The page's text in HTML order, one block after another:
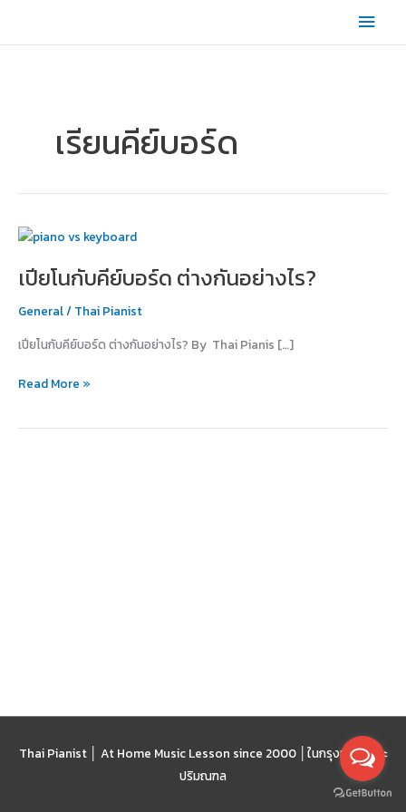
content
Main
เรียนคีย์บอร์ด
เปียโนกับคีย์บอร์ด ต่างกันอย่างไร?
General/ Thai Pianist
เปียโนกับคีย์บอร์ด ต่างกันอย่างไร? By Thai Pianis […]
เปีย
กับ
ต่าง
อย่างไร?
Read More »
Thai Pianist │ At Home Music Lesson since 2000 │ ในกรุงเทพฯ และ
ปริมณฑล